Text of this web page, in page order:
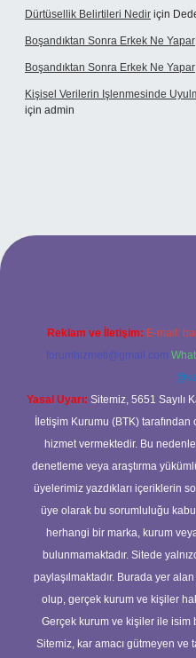
Dürtüsellik Belirtileri Nedir için
Boşandıktan Sonra Erkek Ne Yapar
Boşandıktan Sonra Erkek Ne Yapar
Kişisel Verilerin Işlenmesinde
için admin
Reklam ve İletişim: E-mail:
forumhizmeti@gmail.com
Yasal Uyarı: Sitemiz, 5651 Sayılı
İletişim Kurumu (BTK)
hizmet vermektedir. Bu
denetleme veya araştırma
üyelerimiz yazdıkları içeriklerin
üye olarak bu sorumluluğu
herhangi bir marka, kurum
bulunmamaktadır. Sitede
paylaşılmaktadır. Burada yer
olup, gerçek kurum ve kişiler
Gerçek kurum ve kişiler ile
Sitemiz, kar amacı gütmeyen ve